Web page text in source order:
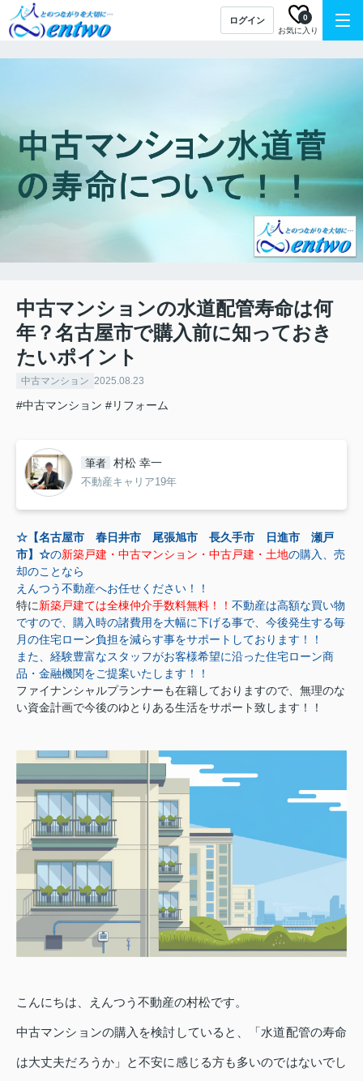
ログイン
お気に入り
0
中古マンションの水道配管寿命は何
年？名古屋市で購入前に知っておき
たいポイント
中古マンション 2025.08.23
#中古マンション #リフォーム
筆者 村松 幸一
不動産キャリア19年
☆【名古屋市 春日井市 尾張旭市 長久手市 日進市 瀬戸
市】☆の新築戸建・中古マンション・中古戸建・土地の購入、売
却のことなら
えんつう不動産へお任せください！！
特に新築戸建ては全棟仲介手数料無料！！ 不動産は高額な買い物
ですので、購入時の諸費用を大幅に下げる事で、今後発生する毎
月の住宅ローン負担を減らす事をサポートしております！！
また、経験豊富なスタッフがお客様希望に沿った住宅ローン商
品・金融機関をご提案いたします！！
ファイナンシャルプランナーも在籍しておりますので、無理のな
い資金計画で今後のゆとりある生活をサポート致します！！
こんにちは、えんつう不動産の村松です。
中古マンションの購入を検討していると、「水道配管の寿命
は大丈夫だろうか」と不安に感じる方も多いのではないでし